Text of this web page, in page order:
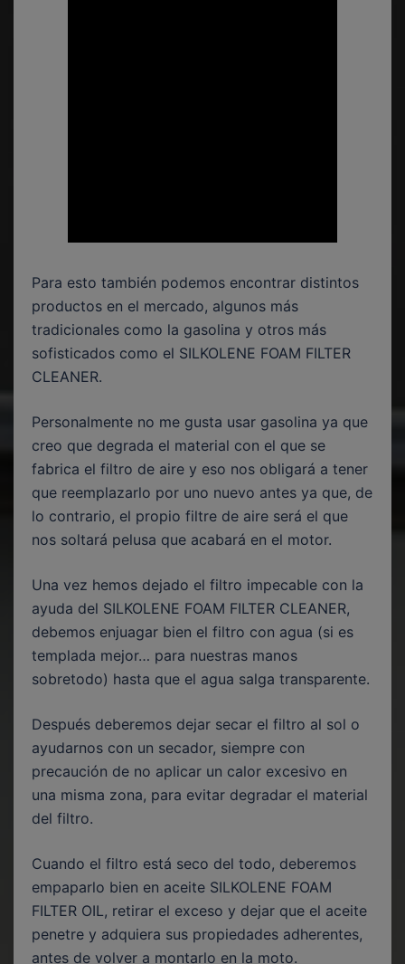
Para esto también podemos encontrar distintos
productos en el mercado, algunos más
tradicionales como la gasolina y otros más
sofisticados como el SILKOLENE FOAM FILTER
CLEANER.
Personalmente no me gusta usar gasolina ya que
creo que degrada el material con el que se
fabrica el filtro de aire y eso nos obligará a tener
que reemplazarlo por uno nuevo antes ya que, de
lo contrario, el propio filtre de aire será el que
nos soltará pelusa que acabará en el motor.
Una vez hemos dejado el filtro impecable con la
ayuda del SILKOLENE FOAM FILTER CLEANER,
debemos enjuagar bien el filtro con agua (si es
templada mejor… para nuestras manos
sobretodo) hasta que el agua salga transparente.
Después deberemos dejar secar el filtro al sol o
ayudarnos con un secador, siempre con
precaución de no aplicar un calor excesivo en
una misma zona, para evitar degradar el material
del filtro.
Cuando el filtro está seco del todo, deberemos
empaparlo bien en aceite SILKOLENE FOAM
FILTER OIL, retirar el exceso y dejar que el aceite
penetre y adquiera sus propiedades adherentes,
antes de volver a montarlo en la moto.